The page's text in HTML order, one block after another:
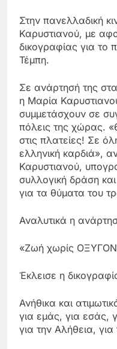
Στην πανελλαδική
Καρυστιανού, με
δικογραφίας για το
Τέμπη.
Σε ανάρτησή της
η Μαρία
συμμετάσχουν σε
πόλεις της χώρας.
στις πλατείες! Σε
ελληνική καρδιά»,
Καρυστιανού,
συλλογική δράση και
για τα θύματα του
Αναλυτικά η
«Ζωή χωρίς
Έκλεισε η
Ανήθικα και
για εμάς, για εσάς,
για την Αλήθεια,